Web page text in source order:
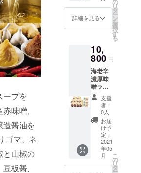
ープを
味噌、
造醤油を
ゴマ、ネ
と山椒の
板醤、
法 高温
多湿を
存 ※麺
は半生
麺で
す。 ※
送料、
消費税
込みの
お値段
です。
05×2（
1080
円）の
セット
限 海老
辛濃厚
味噌
ラーメ
ン（製
造日よ
り90
日） ク
アトロ
えび
チーズ
（製造
日より
6ヶ月）
保存方
法 高温
詳細を見る
の
リ
タ
ー
ン
を
選
択
す
る
10,
800 円
海老辛
濃厚味
噌ラー
メン
×10【2
0食】
（1080
0円）と
クアト
ロえび
チーズ
QU-
05×3（
支援
者：
0人
お届
け予
定：
2021
年05
月
こ
の
リ
タ